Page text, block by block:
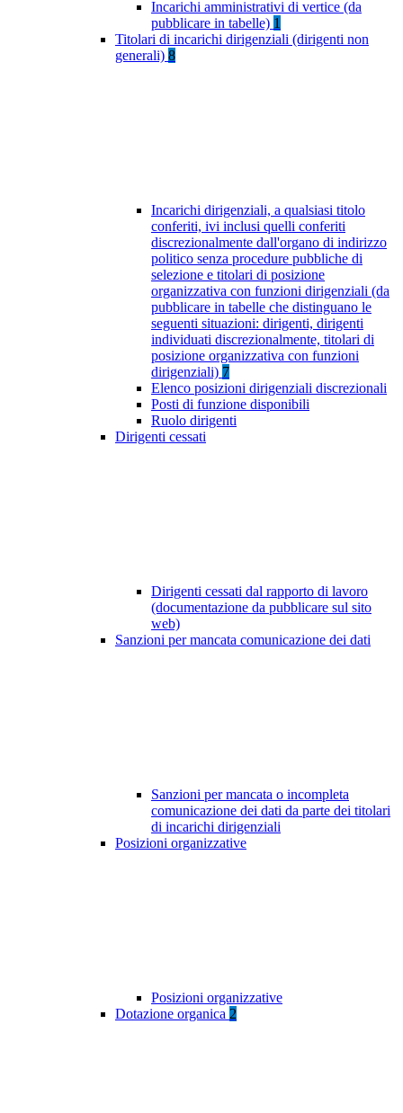
Incarichi amministrativi di vertice (da
pubblicare in tabelle) 1
Titolari di incarichi dirigenziali (dirigenti non
generali) 8
Incarichi dirigenziali, a qualsiasi titolo
conferiti, ivi inclusi quelli conferiti
discrezionalmente dall'organo di indirizzo
politico senza procedure pubbliche di
selezione e titolari di posizione
organizzativa con funzioni dirigenziali (da
pubblicare in tabelle che distinguano le
seguenti situazioni: dirigenti, dirigenti
individuati discrezionalmente, titolari di
posizione organizzativa con funzioni
dirigenziali) 7
Elenco posizioni dirigenziali discrezionali
Posti di funzione disponibili
Ruolo dirigenti
Dirigenti cessati
Dirigenti cessati dal rapporto di lavoro
(documentazione da pubblicare sul sito
web)
Sanzioni per mancata comunicazione dei dati
Sanzioni per mancata o incompleta
comunicazione dei dati da parte dei titolari
di incarichi dirigenziali
Posizioni organizzative
Posizioni organizzative
Dotazione organica 2